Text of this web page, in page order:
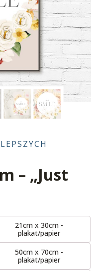
– „Just
21cm x 30cm -
plakat/papier
50cm x 70cm -
plakat/papier